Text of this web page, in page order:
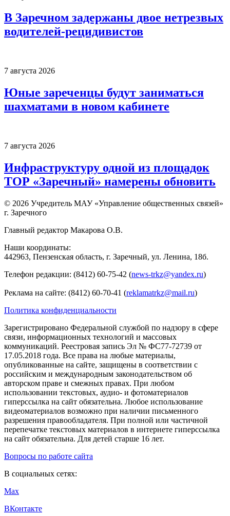
В Заречном задержаны двое нетрезвых
водителей-рецидивистов
7 августа 2026
Юные зареченцы будут заниматься
шахматами в новом кабинете
7 августа 2026
Инфраструктуру одной из площадок
ТОР «Заречный» намерены обновить
© 2026 Учредитель МАУ «Управление общественных связей»
г. Заречного
Главный редактор Макарова О.В.
Наши координаты:
442963, Пензенская область, г. Заречный, ул. Ленина, 18б.
Телефон редакции: (8412) 60-75-42 (news-trkz@yandex.ru)
Реклама на сайте: (8412) 60-70-41 (reklamatrkz@mail.ru)
Политика конфиденциальности
Зарегистрировано Федеральной службой по надзору в сфере
связи, информационных технологий и массовых
коммуникаций. Реестровая запись Эл № ФС77-72739 от
17.05.2018 года. Все права на любые материалы,
опубликованные на сайте, защищены в соответствии с
российским и международным законодательством об
авторском праве и смежных правах. При любом
использовании текстовых, аудио- и фотоматериалов
гиперссылка на сайт обязательна. Любое использование
видеоматериалов возможно при наличии письменного
разрешения правообладателя. При полной или частичной
перепечатке текстовых материалов в интернете гиперссылка
на сайт обязательна. Для детей старше 16 лет.
Вопросы по работе сайта
В социальных сетях:
Max
ВКонтакте